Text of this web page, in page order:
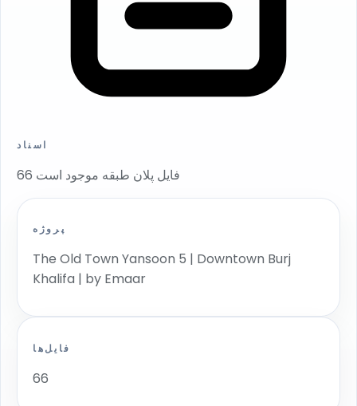
اسناد
66 فایل پلان طبقه موجود است
پروژه
The Old Town Yansoon 5 | Downtown Burj
Khalifa | by Emaar
فایل‌ها
66